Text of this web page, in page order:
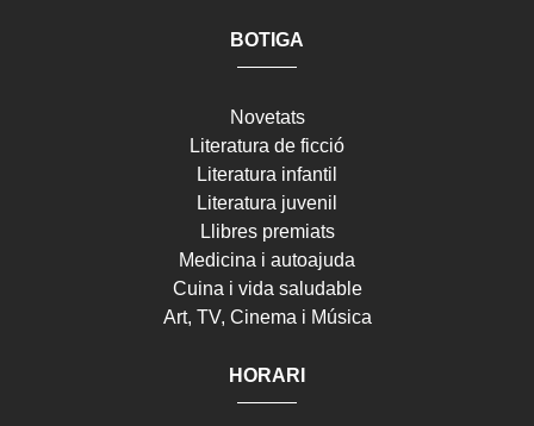
BOTIGA
Novetats
Literatura de ficció
Literatura infantil
Literatura juvenil
Llibres premiats
Medicina i autoajuda
Cuina i vida saludable
Art, TV, Cinema i Música
HORARI